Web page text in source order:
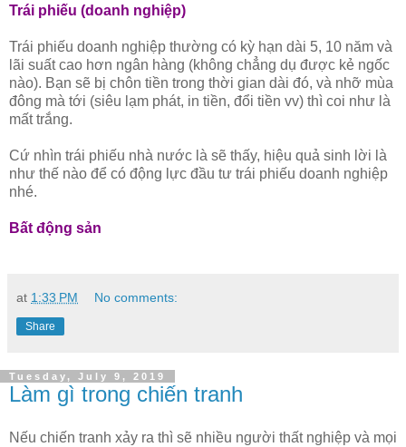
Trái phiếu (doanh nghiệp)
Trái phiếu doanh nghiệp thường có kỳ hạn dài 5, 10 năm và
lãi suất cao hơn ngân hàng (không chẳng dụ được kẻ ngốc
nào). Bạn sẽ bị chôn tiền trong thời gian dài đó, và nhỡ mùa
đông mà tới (siêu lạm phát, in tiền, đổi tiền vv) thì coi như là
mất trắng.
Cứ nhìn trái phiếu nhà nước là sẽ thấy, hiệu quả sinh lời là
như thế nào để có động lực đầu tư trái phiếu doanh nghiệp
nhé.
Bất động sản
at 1:33 PM No comments:
Share
Tuesday, July 9, 2019
Làm gì trong chiến tranh
Nếu chiến tranh xảy ra thì sẽ nhiều người thất nghiệp và mọi